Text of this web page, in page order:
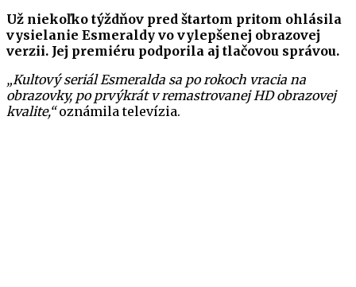
Už niekoľko týždňov pred štartom pritom ohlásila
vysielanie Esmeraldy vo vylepšenej obrazovej
verzii. Jej premiéru podporila aj tlačovou správou.
„Kultový seriál Esmeralda sa po rokoch vracia na
obrazovky, po prvýkrát v remastrovanej HD obrazovej
kvalite,“oznámila televízia.